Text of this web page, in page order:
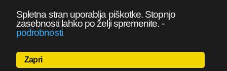
Spletna stran uporablja piškotke. Stopnjo
zasebnosti lahko po želji spremenite. -
podrobnosti
Zapri